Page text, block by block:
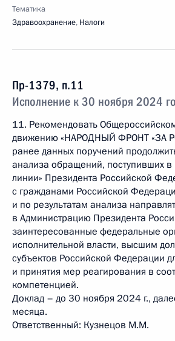
Тематика
Здравоохранение, Налоги
Пр-1379, п.11
Исполнение к 30 ноября 2024
11. Рекомендовать
движению «НАРОДНЫЙ ФРОНТ «ЗА
ранее данных поручений
анализа обращений, поступивших
линии» Президента Российской
с гражданами Российской
и по результатам анализа
в Администрацию Президента
заинтересованные федеральные
исполнительной власти, высшим
субъектов Российской Федерации
и принятия мер реагирования в
компетенцией.
Доклад – до 30 ноября 2024 г.,
месяца.
Ответственный: Кузнецов М.М.